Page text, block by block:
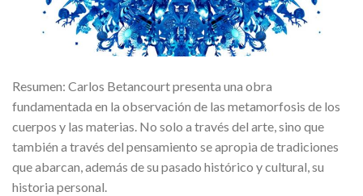
Resumen: Carlos Betancourt presenta una obra
fundamentada en la observación de las metamorfosis de los
cuerpos y las materias. No solo a través del arte, sino que
también a través del pensamiento se apropia de tradiciones
que abarcan, además de su pasado histórico y cultural, su
historia personal.